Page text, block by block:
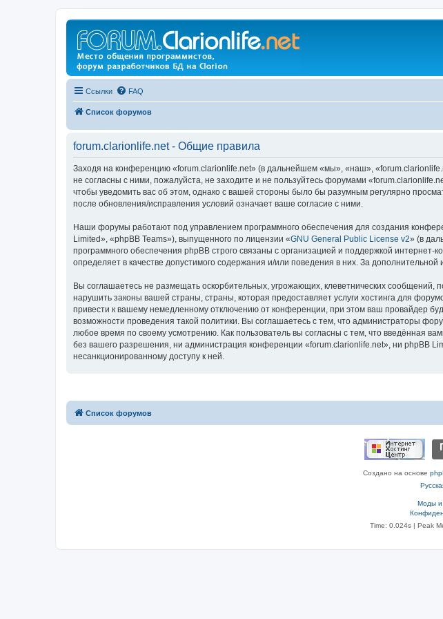
Ссылки FAQ
Список форумов
forum.clarionlife.net - Общие правила
Заходя на конференцию «forum.clarionlife.net» (в дальнейшем «мы», «наш»,
не согласны с ними, пожалуйста, не заходите и не пользуйтесь форумами
чтобы уведомить вас об этом, однако с вашей стороны было бы разумным регулярно
после обновления/исправления условий означает ваше согласие с ними.
Наши форумы работают под управлением программного обеспечения для создания
Limited», «phpBB Teams»), выпущенного по лицензии «GNU General Public License v2» (в
программного обеспечения phpBB строго связаны с организацией и поддержкой
определяет в качестве допустимого содержания и/или поведения в них. За
Вы соглашаетесь не размещать оскорбительных, угрожающих, клеветнических
нарушить законы вашей страны, страны, которая предоставляет услуги хостинга для
привести к вашему немедленному отключению от конференции, при этом ваш провайдер
возможности проведения такой политики. Вы соглашаетесь с тем, что администраторы
любое время по своему усмотрению. Как пользователь вы согласны с тем, что введённая
без вашего разрешения, ни администрация конференции «forum.clarionlife.net», ни phpBB
несанкционированному доступу к ней.
Список форумов
Создано на основе
Моды и
Time: 0.024s| Peak